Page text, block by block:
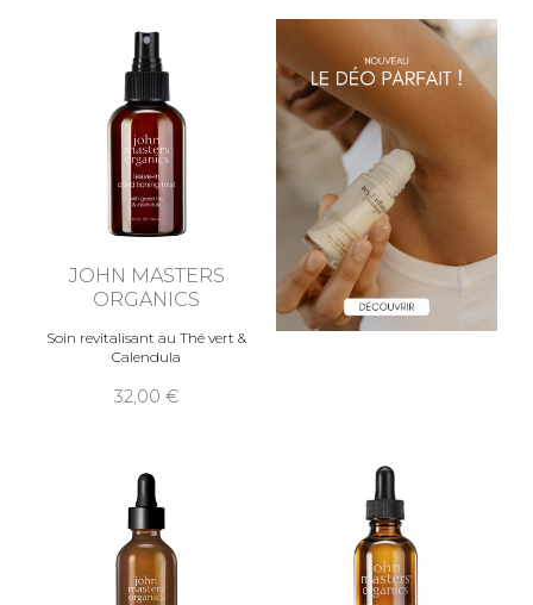
JOHN MASTERS
ORGANICS
Soin revitalisant au Thé vert &
Calendula
32,00